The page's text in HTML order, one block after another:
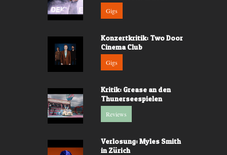
Gigs
Konzertkritik: Two Door
Cinema Club
Gigs
Kritik: Grease an den
Thunerseespielen
Reviews
Verlosung: Myles Smith
in Zürich